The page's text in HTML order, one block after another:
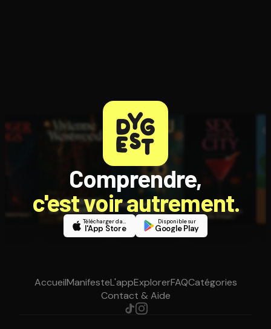
Comprendre,
c'est voir autrement.
Télécharger dans
l'App Store
Disponible sur
Google Play
AccueilManifesteL'appExplorerFAQCatégories
Contact & Aide